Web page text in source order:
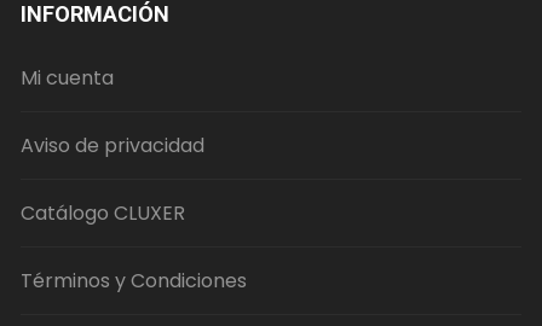
INFORMACIÓN
Mi cuenta
Aviso de privacidad
Catálogo CLUXER
Términos y Condiciones